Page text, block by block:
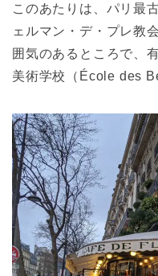
このあたりは、パリ最
ェルマン・デ・プレ教
囲気のあるところで、
美術学校（École des